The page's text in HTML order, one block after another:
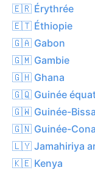
🇪🇷 Érythrée
🇪🇹 Éthiopie
🇬🇦 Gabon
🇬🇲 Gambie
🇬🇭 Ghana
🇬🇶 Guinée
🇬🇼 Guinée-
🇬🇳 Guinée-
🇱🇾 Jamahiriya
🇰🇪 Kenya